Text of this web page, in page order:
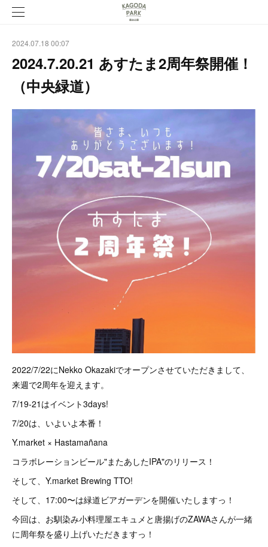
2024.07.18 00:07
2024.7.20.21 あすたま2周年祭開催！
（中央緑道）
2022/7/22にNekko Okazakiでオープンさせていただきまして、
来週で2周年を迎えます。
7/19-21はイベント3days!
7/20は、いよいよ本番！
Y.market × Hastamañana
コラボレーションビール"またあしたIPA"のリリース！
そして、Y.market Brewing TTO!
そして、17:00〜は緑道ビアガーデンを開催いたしますっ！
今回は、お馴染み小料理屋エキュメと唐揚げのZAWAさんが一緒
に周年祭を盛り上げいただきますっ！